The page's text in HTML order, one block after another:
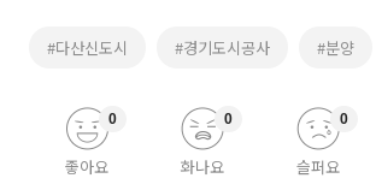
#다산신도시 #경기도시공사 #분양
좋아요
0
화나요
0
슬퍼요
0